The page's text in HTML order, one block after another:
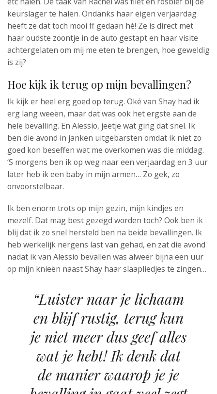
keurslager te halen. Ondanks haar eigen verjaardag
heeft ze dat toch mooi ff gedaan hé! Ze is direct met
haar oudste zoontje in de auto gestapt en haar visite
achtergelaten om mij me eten te brengen, hoe geweldig
is zij?
Hoe kijk ik terug op mijn bevallingen?
Ik kijk er heel erg goed op terug. Oké van Shay had ik
erg lang weeën, maar dat was ook het ergste aan de
hele bevalling. En Alessio, jeetje wat ging dat snel. Ik
ben die avond in janken uitgebarsten omdat ik niet zo
goed kon beseffen wat me overkomen was die middag.
‘S morgens ben ik op weg naar een verjaardag en 3 uur
later heb ik een baby in mijn armen… Zo gek, zo
onvoorstelbaar.
Ik ben enorm trots op mijn gezin, mijn kindjes en
mezelf. Dat mag best gezegd worden toch? Ook ben ik
blij dat ik zo snel hersteld ben na beide bevallingen. Ik
heb werkelijk nergens last van gehad, en zat die avond
nadat ik van Alessio bevallen was alweer bijna een uur
op mijn knieën naast Shay haar slaapliedjes te zingen…
“Luister naar je lichaam
en blijf rustig, terug kun
je niet meer dus geef alles
wat je hebt! Ik denk dat
de manier waarop je je